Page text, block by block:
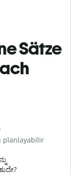
Sätze
planlayabilir